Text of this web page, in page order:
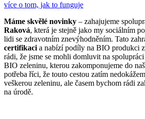
více o tom, jak to funguje
Máme skvělé novinky – zahajujeme
Raková, která je stejně jako my sociálním
lidi se zdravotním znevýhodněním. Tato
certifikaci a nabízí podíly na BIO produkci
rádi, že jsme se mohli domluvit na
BIO zeleninu, kterou zakomponujeme do
potřeba říci, že touto cestou zatím
veškerou zeleninu, ale časem bychom rádi
na úrodě.